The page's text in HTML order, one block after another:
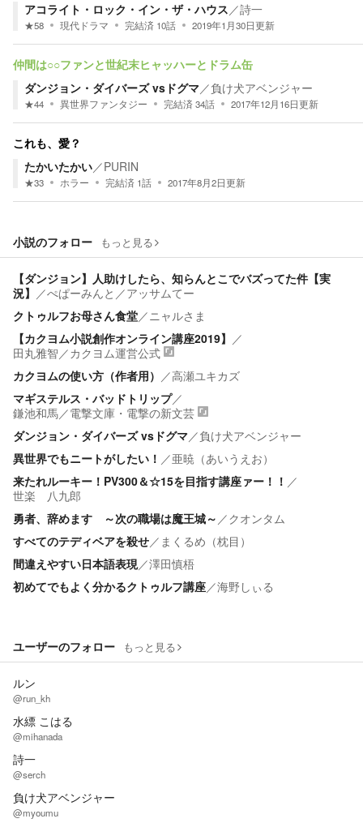
アコライト・ロック・イン・ザ・ハウス／詩一
★58 現代ドラマ 完結済 10話 2019年1月30日更新
仲間は○○ファンと世紀末ヒャッハーとドラム缶
ダンジョン・ダイバーズ vsドグマ／負け犬アベンジャー
★44 異世界ファンタジー 完結済34話 2017年12月16日更新
これも、愛？
たかいたかい／PURIN
★33 ホラー 完結済 1話 2017年8月2日更新
小説のフォロー もっと見る
【ダンジョン】人助けしたら、知らんとこでバズってた件【実
況】 ／ぺぱーみんと／アッサムてー
クトゥルフお母さん食堂／ニャルさま
【カクヨム小説創作オンライン講座2019】 ／
田丸雅智／カクヨム運営公式
カクヨムの使い方（作者用） ／高瀬ユキカズ
マギステルス・バッドトリップ／
鎌池和馬／電撃文庫・電撃の新文芸
ダンジョン・ダイバーズ vsドグマ／負け犬アベンジャー
異世界でもニートがしたい！ ／亜暁（あいうえお）
来たれルーキー！PV300＆☆15を目指す講座ァー！！ ／
世楽 八九郎
勇者、辞めます ～次の職場は魔王城～ ／クオンタム
すべてのテディベアを殺せ／ まくるめ（枕目）
間違えやすい日本語表現／澤田慎梧
初めてでもよく分かるクトゥルフ講座／海野しぃる
ユーザーのフォロー もっと見る
ルン
@run_kh
水縹 こはる
@mihanada
詩一
@serch
負け犬アベンジャー
@myoumu